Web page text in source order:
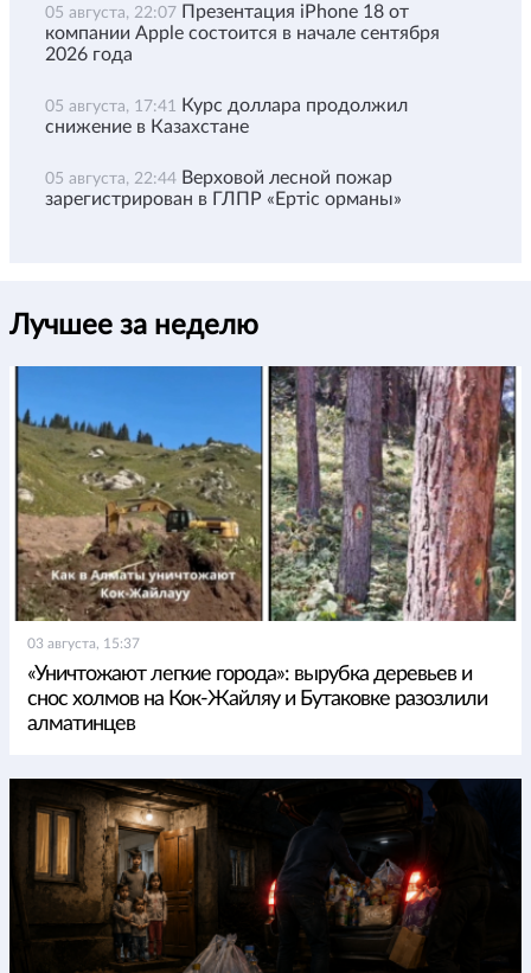
05 августа, 22:07 Презентация iPhone 18 от
компании Apple состоится в начале сентября
2026 года
05 августа, 17:41 Курс доллара продолжил
снижение в Казахстане
05 августа, 22:44 Верховой лесной пожар
зарегистрирован в ГЛПР «Ертіс орманы»
Лучшее за неделю
03 августа, 15:37
«Уничтожают легкие города»: вырубка деревьев и
снос холмов на Кок-Жайляу и Бутаковке разозлили
алматинцев